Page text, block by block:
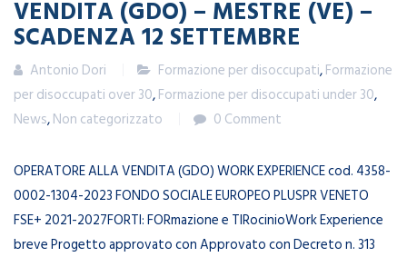
VENDITA (GDO) – MESTRE (VE) –
SCADENZA 12 SETTEMBRE
Antonio Dori Formazione per disoccupati,Formazione
per disoccupati over 30,Formazione per disoccupati under 30,
News,Non categorizzato 0 Comment
OPERATORE ALLA VENDITA (GDO) WORK EXPERIENCE cod. 4358-
0002-1304-2023 FONDO SOCIALE EUROPEO PLUSPR VENETO
FSE+ 2021-2027FORTI: FORmazione e TIRocinioWork Experience
breve Progetto approvato con Approvato con Decreto n. 313